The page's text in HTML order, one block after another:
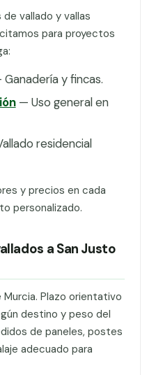
vallado y vallas
para proyectos
Ganadería y fincas.
— Uso general en
residencial
y precios en cada
personalizado.
a San Justo
Plazo orientativo
destino y peso del
de paneles, postes
adecuado para